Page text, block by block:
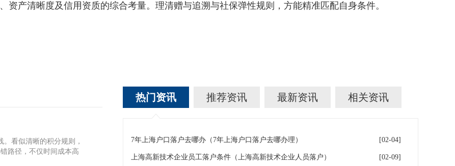
产清晰度及信用资质的综合考量。理清赠与追溯与社保弹性规则，方能精准匹配自身条件。
看似清晰的积分规则，
路径，不仅时间成本高
热门资讯 推荐资讯 最新资讯 相关资讯
7年上海户口落户去哪办（7年上海户口落户去哪办理） [02-04]
上海高新技术企业员工落户条件（上海高新技术企业人员落户） [02-09]